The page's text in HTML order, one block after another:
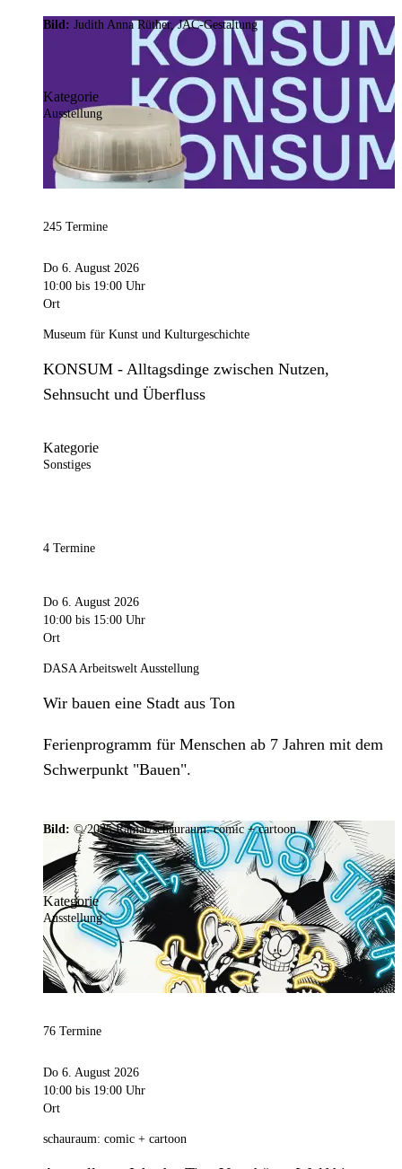
Bild: Judith Anna Rüther, JAC-Gestaltung
Kategorie
Ausstellung
245 Termine
Do 6. August 2026
10:00 bis 19:00 Uhr
Ort
Museum für Kunst und Kulturgeschichte
KONSUM - Alltagsdinge zwischen Nutzen,
Sehnsucht und Überfluss
Kategorie
Sonstiges
4 Termine
Do 6. August 2026
10:00 bis 15:00 Uhr
Ort
DASA Arbeitswelt Ausstellung
Wir bauen eine Stadt aus Ton
Ferienprogramm für Menschen ab 7 Jahren mit dem
Schwerpunkt "Bauen".
Bild: © 2025 Ramar/schauraum: comic + cartoon
Kategorie
Ausstellung
76 Termine
Do 6. August 2026
10:00 bis 19:00 Uhr
Ort
schauraum: comic + cartoon